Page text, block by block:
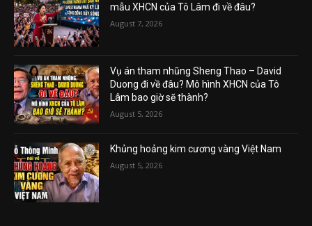
mẫu XHCN của Tô Lâm đi về đâu?
August 7, 2026
Vụ án tham nhũng Sheng Thao – David
Duong đi về đâu? Mô hình XHCN của Tô
Lâm bao giờ sẽ thành?
August 5, 2026
Khủng hoảng kim cương vàng Việt Nam
August 5, 2026